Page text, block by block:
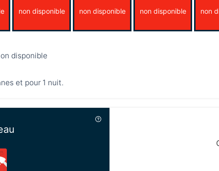
non disponible non disponible non disponible non
disponible
et pour 1 nuit.